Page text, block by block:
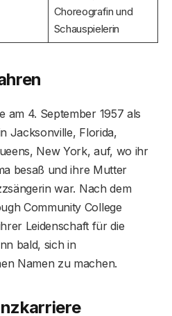
Choreografin und
Schauspielerin
am 4. September 1957 als
Jacksonville, Florida,
New York, auf, wo ihr
besaß und ihre Mutter
war. Nach dem
Community College
Leidenschaft für die
bald, sich in
Namen zu machen.